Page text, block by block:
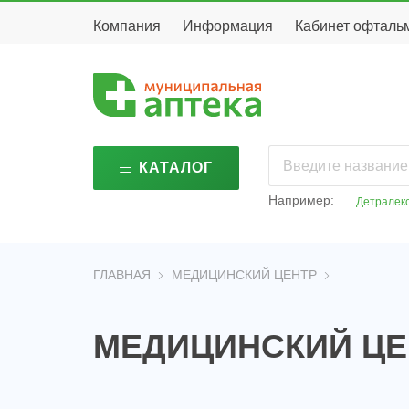
Компания Информация Кабинет
КАТАЛОГ
дезинфицирующие
средства
медикаменты
детское
парфюмерия
лечебное и
Например:
ГЛАВНАЯ МЕДИЦИНСКИЙ ЦЕНТР
МЕДИЦИНСКИЙ